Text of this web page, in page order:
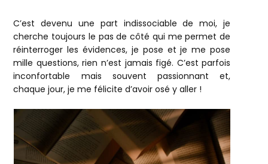
C’est devenu une part indissociable de moi, je
cherche toujours le pas de côté qui me permet de
réinterroger les évidences, je pose et je me pose
mille questions, rien n’est jamais figé. C’est parfois
inconfortable mais souvent passionnant et,
chaque jour, je me félicite d’avoir osé y aller !